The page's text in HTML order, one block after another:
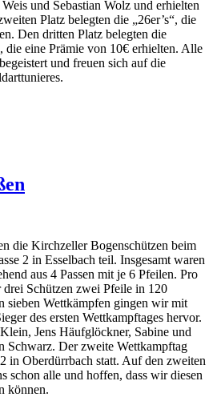
und Sebastian Wolz und erhielten
Platz belegten die „26er’s“, die
Den dritten Platz belegten die
die eine Prämie von 10€ erhielten. Alle
und freuen sich auf die
die Kirchzeller Bogenschützen beim
2 in Esselbach teil. Insgesamt waren
aus 4 Passen mit je 6 Pfeilen. Pro
drei Schützen zwei Pfeile in 120
sieben Wettkämpfen gingen wir mit
des ersten Wettkampftages hervor.
Jens Häufglöckner, Sabine und
Schwarz. Der zweite Wettkampftag
in Oberdürrbach statt. Auf den zweiten
schon alle und hoffen, dass wir diesen
können.